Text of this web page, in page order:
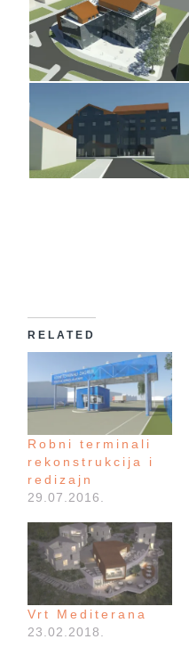
RELATED
Robni terminali
rekonstrukcija i
redizajn
29.07.2016.
Vrt Mediterana
23.02.2018.